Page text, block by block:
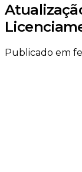
Publicado em